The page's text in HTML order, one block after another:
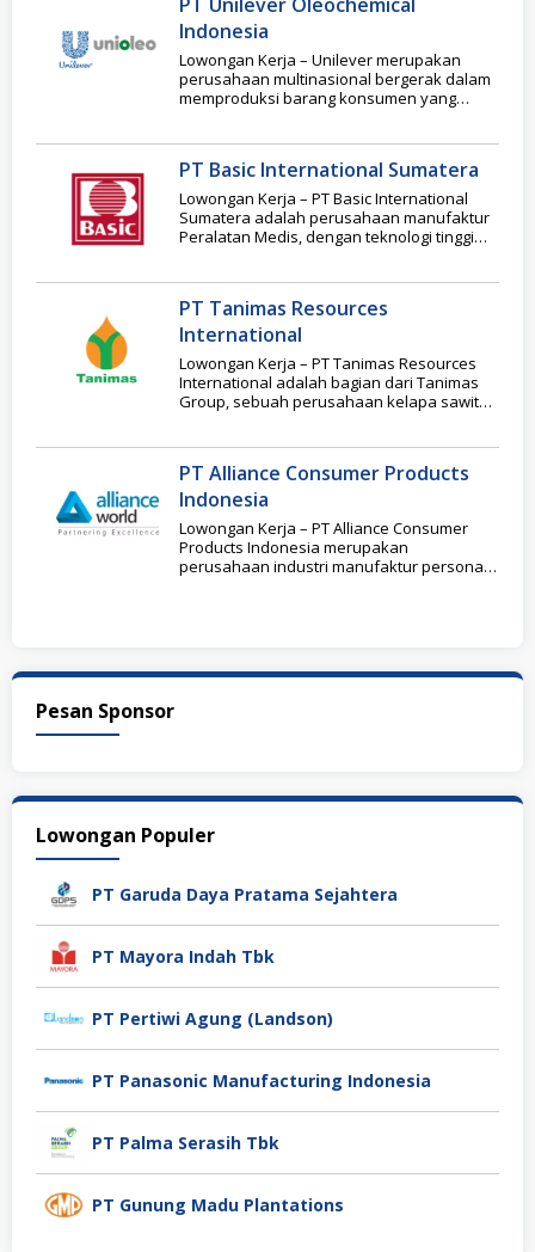
Indonesia
Lowongan Kerja – Unilever merupakan
perusahaan multinasional bergerak dalam
memproduksi barang konsumen yang
PT Basic International Sumatera
Lowongan Kerja – PT Basic International
Sumatera adalah perusahaan manufaktur
Peralatan Medis, dengan teknologi tinggi
PT Tanimas Resources
International
Lowongan Kerja – PT Tanimas Resources
International adalah bagian dari Tanimas
Group, sebuah perusahaan kelapa sawit
PT Alliance Consumer Products
Indonesia
Lowongan Kerja – PT Alliance Consumer
Products Indonesia merupakan
perusahaan industri manufaktur personal
Pesan Sponsor
Lowongan Populer
PT Garuda Daya Pratama Sejahtera
PT Mayora Indah Tbk
PT Pertiwi Agung (Landson)
PT Panasonic Manufacturing Indonesia
PT Palma Serasih Tbk
PT Gunung Madu Plantations